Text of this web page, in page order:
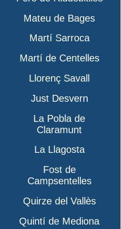
Mateu de Bages
Martí Sarroca
Martí de Centelles
Llorenç Savall
Just Desvern
La Pobla de
Claramunt
La Llagosta
Fost de
Campsentelles
Quirze del Vallès
Quintí de Mediona